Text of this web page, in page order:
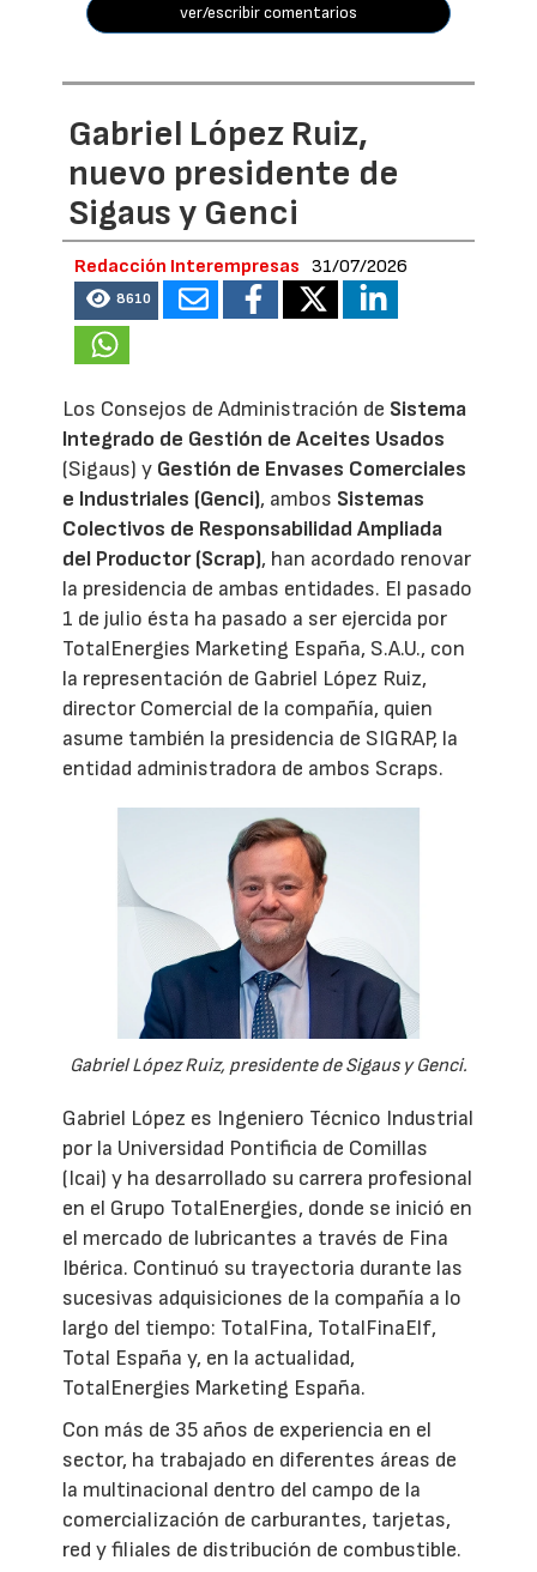
ver/escribir comentarios
Gabriel López Ruiz,
nuevo presidente de
Sigaus y Genci
Redacción Interempresas 31/07/2026
8610
Los Consejos de Administración de Sistema
Integrado de Gestión de Aceites Usados
(Sigaus) y Gestión de Envases Comerciales
e Industriales (Genci), ambos Sistemas
Colectivos de Responsabilidad Ampliada
del Productor (Scrap), han acordado renovar
la presidencia de ambas entidades. El pasado
1 de julio ésta ha pasado a ser ejercida por
TotalEnergies Marketing España, S.A.U., con
la representación de Gabriel López Ruiz,
director Comercial de la compañía, quien
asume también la presidencia de SIGRAP, la
entidad administradora de ambos Scraps.
Gabriel López Ruiz, presidente de Sigaus y Genci.
Gabriel López es Ingeniero Técnico Industrial
por la Universidad Pontificia de Comillas
(Icai) y ha desarrollado su carrera profesional
en el Grupo TotalEnergies, donde se inició en
el mercado de lubricantes a través de Fina
Ibérica. Continuó su trayectoria durante las
sucesivas adquisiciones de la compañía a lo
largo del tiempo: TotalFina, TotalFinaElf,
Total España y, en la actualidad,
TotalEnergies Marketing España.
Con más de 35 años de experiencia en el
sector, ha trabajado en diferentes áreas de
la multinacional dentro del campo de la
comercialización de carburantes, tarjetas,
red y filiales de distribución de combustible.